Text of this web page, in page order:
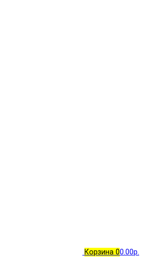
Корзина 00.00р.